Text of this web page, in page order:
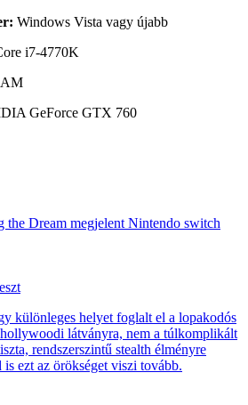
Windows Vista vagy újabb
i7-4770K
GeForce GTX 760
Dream megjelent Nintendo switch
különleges helyet foglalt el a lopakodós
látványra, nem a túlkomplikált
rendszerszintű stealth élményre
ezt az örökséget viszi tovább.